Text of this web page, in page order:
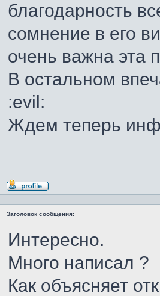
благодарность
сомнение в его
очень важна эта
В остальном
:evil:
Ждем теперь
Профиль
Заголовок сообщения:
Интересно.
Много написал ?
Как объясняет